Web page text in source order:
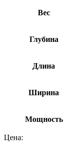
Вес
Глубина
Длина
Ширина
Мощность
Цена: